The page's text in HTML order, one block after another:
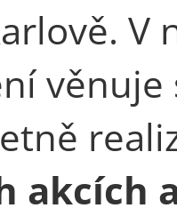
V
akcích